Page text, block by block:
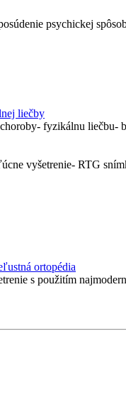
psychickej
liečby
fyzikálnu liečbu-
vyšetrenie- RTG
ortopédia
s použitím